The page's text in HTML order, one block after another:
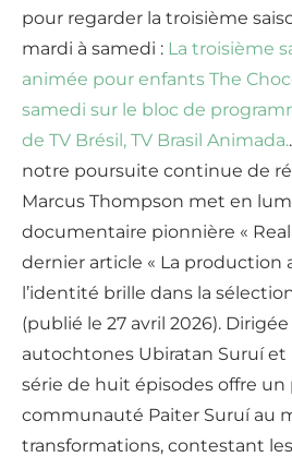
pour regarder la troisième
mardi à samedi : La troisième
animée pour enfants The
samedi sur le bloc de
de TV Brésil, TV Brasil Animada.
notre poursuite continue de
Marcus Thompson met en
documentaire pionnière «
dernier article « La production
l’identité brille dans la
(publié le 27 avril 2026).
autochtones Ubiratan Suruí et
série de huit épisodes offre
communauté Paiter Suruí au
transformations, contestant